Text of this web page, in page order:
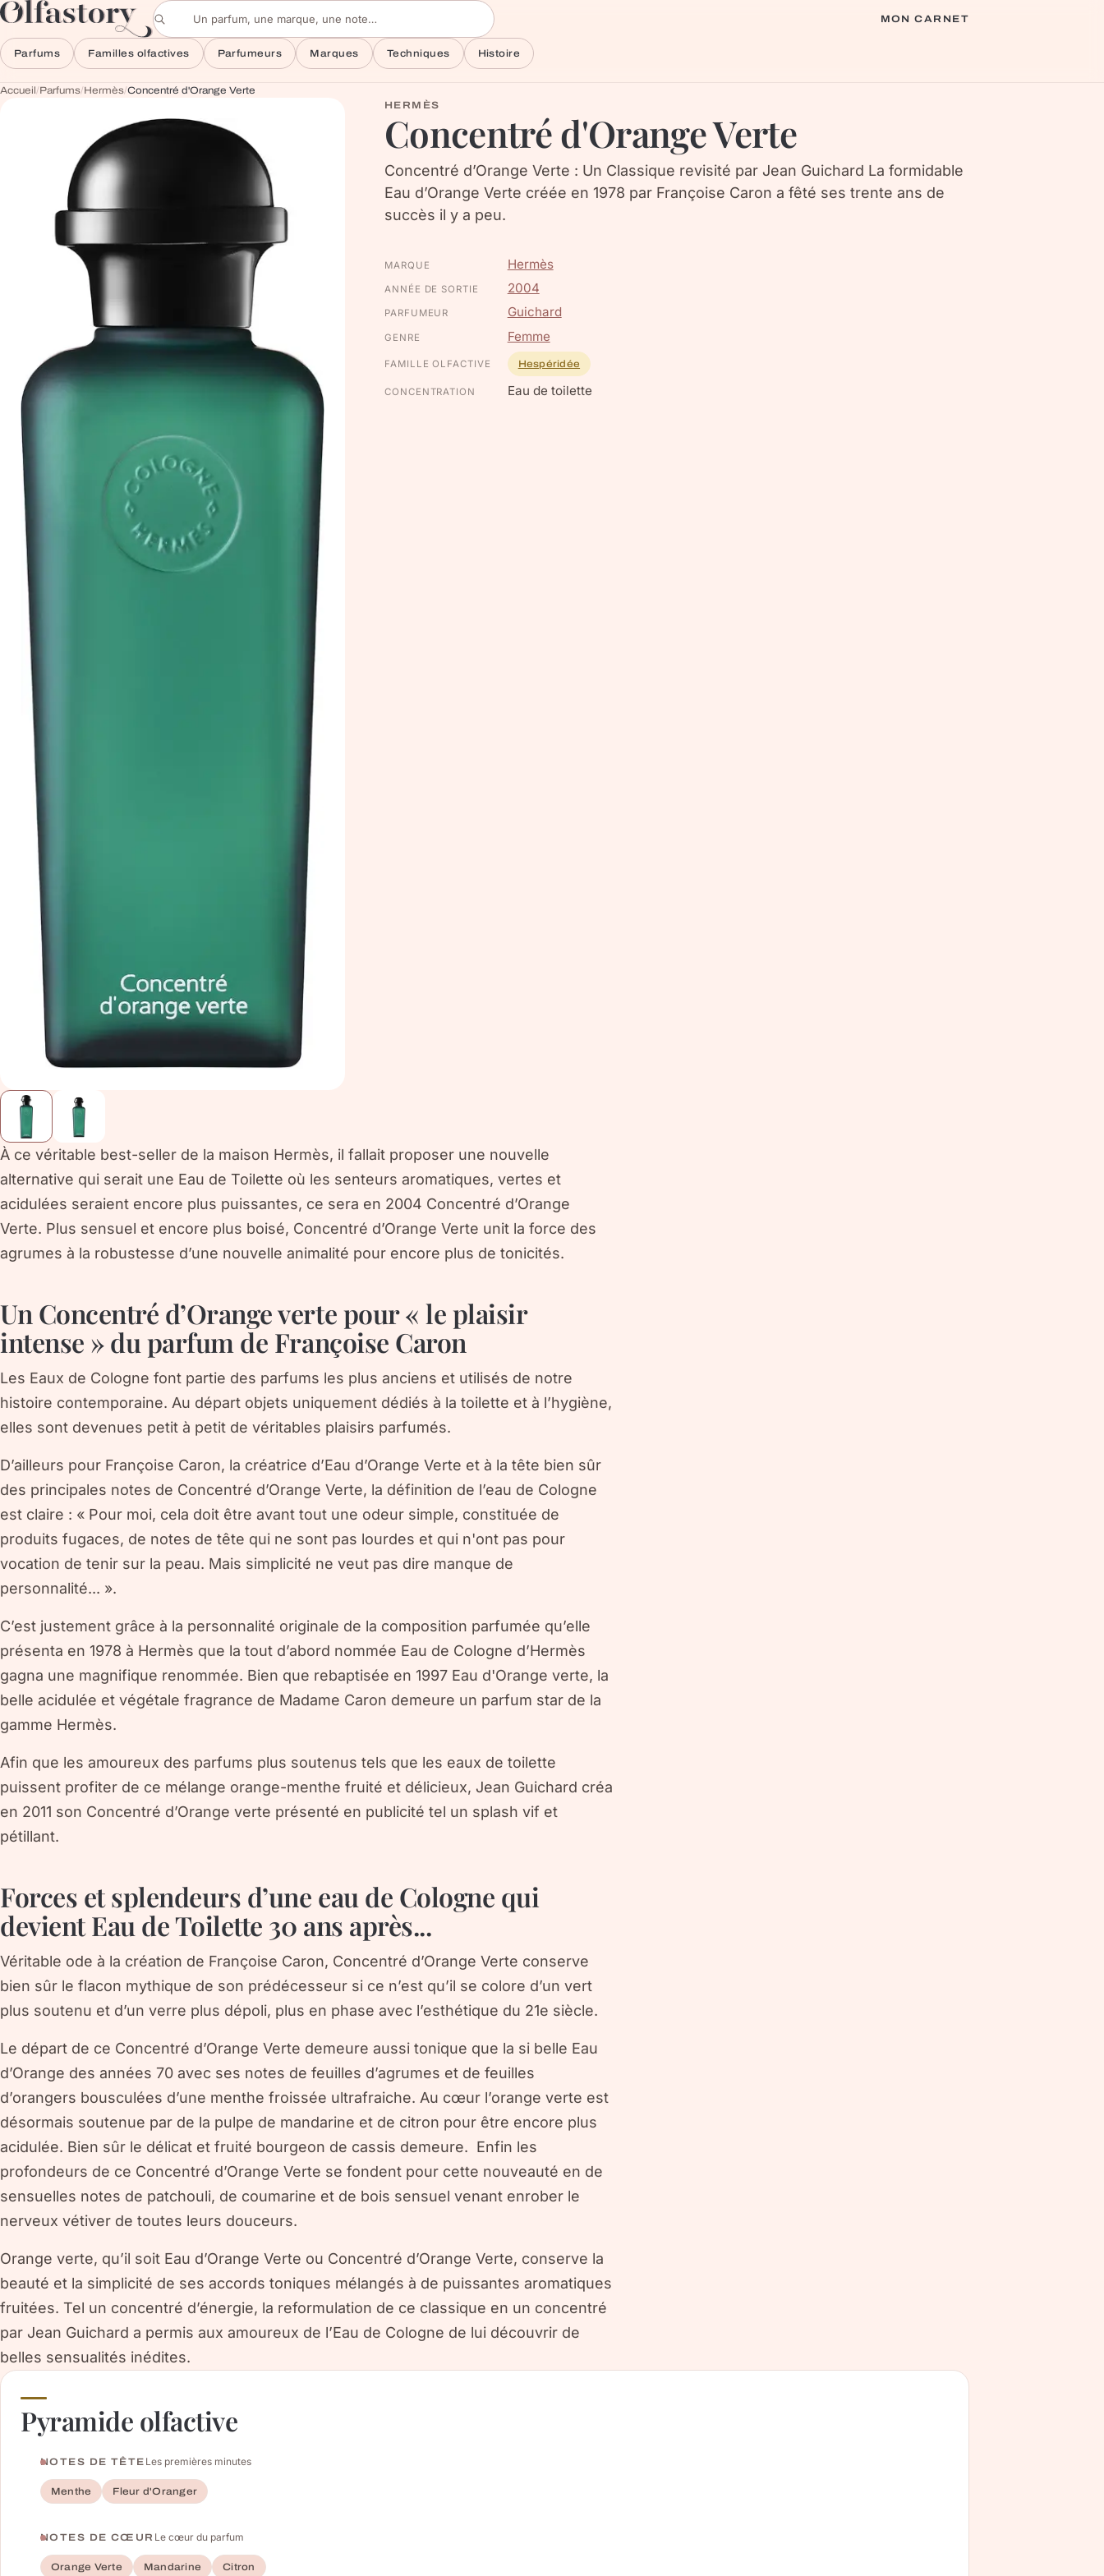
Aller au contenu
Rechercher un parfum
MON CARNET
Parfums Familles olfactives Parfumeurs Marques Techniques Histoire
Accueil/Parfums/Hermès/Concentré d'Orange Verte
HERMÈS
Concentré d'Orange Verte
Concentré d’Orange Verte : Un Classique revisité par Jean Guichard La formidable
Eau d’Orange Verte créée en 1978 par Françoise Caron a fêté ses trente ans de
succès il y a peu.
MARQUE Hermès
ANNÉE DE SORTIE 2004
PARFUMEUR Guichard
GENRE Femme
FAMILLE OLFACTIVE Hespéridée
CONCENTRATION Eau de toilette
À ce véritable best-seller de la maison Hermès, il fallait proposer une nouvelle
alternative qui serait une Eau de Toilette où les senteurs aromatiques, vertes et
acidulées seraient encore plus puissantes, ce sera en 2004 Concentré d’Orange
Verte. Plus sensuel et encore plus boisé, Concentré d’Orange Verte unit la force des
agrumes à la robustesse d’une nouvelle animalité pour encore plus de tonicités.
Un Concentré d’Orange verte pour « le plaisir
intense » du parfum de Françoise Caron
Les Eaux de Cologne font partie des parfums les plus anciens et utilisés de notre
histoire contemporaine. Au départ objets uniquement dédiés à la toilette et à l’hygiène,
elles sont devenues petit à petit de véritables plaisirs parfumés.
D’ailleurs pour Françoise Caron, la créatrice d’Eau d’Orange Verte et à la tête bien sûr
des principales notes de Concentré d’Orange Verte, la définition de l’eau de Cologne
est claire : « Pour moi, cela doit être avant tout une odeur simple, constituée de
produits fugaces, de notes de tête qui ne sont pas lourdes et qui n'ont pas pour
vocation de tenir sur la peau. Mais simplicité ne veut pas dire manque de
personnalité... ».
C’est justement grâce à la personnalité originale de la composition parfumée qu’elle
présenta en 1978 à Hermès que la tout d’abord nommée Eau de Cologne d’Hermès
gagna une magnifique renommée. Bien que rebaptisée en 1997 Eau d'Orange verte, la
belle acidulée et végétale fragrance de Madame Caron demeure un parfum star de la
gamme Hermès.
Afin que les amoureux des parfums plus soutenus tels que les eaux de toilette
puissent profiter de ce mélange orange-menthe fruité et délicieux, Jean Guichard créa
en 2011 son Concentré d’Orange verte présenté en publicité tel un splash vif et
pétillant.
Forces et splendeurs d’une eau de Cologne qui
devient Eau de Toilette 30 ans après...
Véritable ode à la création de Françoise Caron, Concentré d’Orange Verte conserve
bien sûr le flacon mythique de son prédécesseur si ce n’est qu’il se colore d’un vert
plus soutenu et d’un verre plus dépoli, plus en phase avec l’esthétique du 21e siècle.
Le départ de ce Concentré d’Orange Verte demeure aussi tonique que la si belle Eau
d’Orange des années 70 avec ses notes de feuilles d’agrumes et de feuilles
d’orangers bousculées d’une menthe froissée ultrafraiche. Au cœur l’orange verte est
désormais soutenue par de la pulpe de mandarine et de citron pour être encore plus
acidulée. Bien sûr le délicat et fruité bourgeon de cassis demeure. Enfin les
profondeurs de ce Concentré d’Orange Verte se fondent pour cette nouveauté en de
sensuelles notes de patchouli, de coumarine et de bois sensuel venant enrober le
nerveux vétiver de toutes leurs douceurs.
Orange verte, qu’il soit Eau d’Orange Verte ou Concentré d’Orange Verte, conserve la
beauté et la simplicité de ses accords toniques mélangés à de puissantes aromatiques
fruitées. Tel un concentré d’énergie, la reformulation de ce classique en un concentré
par Jean Guichard a permis aux amoureux de l’Eau de Cologne de lui découvrir de
belles sensualités inédites.
Pyramide olfactive
NOTES DE TÊTE Les premières minutes
Menthe Fleur d'Oranger
NOTES DE CŒUR Le cœur du parfum
Orange Verte Mandarine Citron